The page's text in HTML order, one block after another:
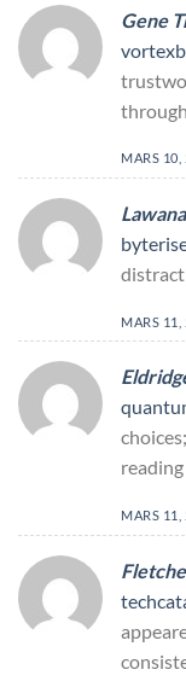
Gene
MARS
MARS
MARS